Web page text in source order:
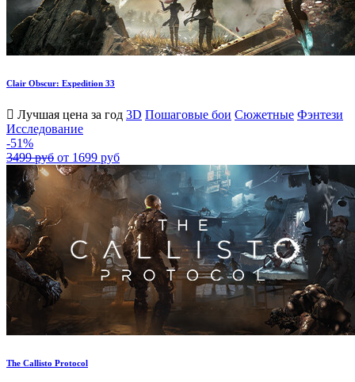
Clair Obscur: Expedition 33
Лучшая цена за год 3D Пошаговые бои Сюжетные Фэнтези
Исследование
-51%
3499 руб от 1699 руб
The Callisto Protocol